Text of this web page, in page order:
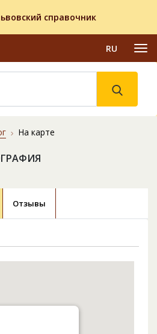
справочник
RU
На карте
Отзывы